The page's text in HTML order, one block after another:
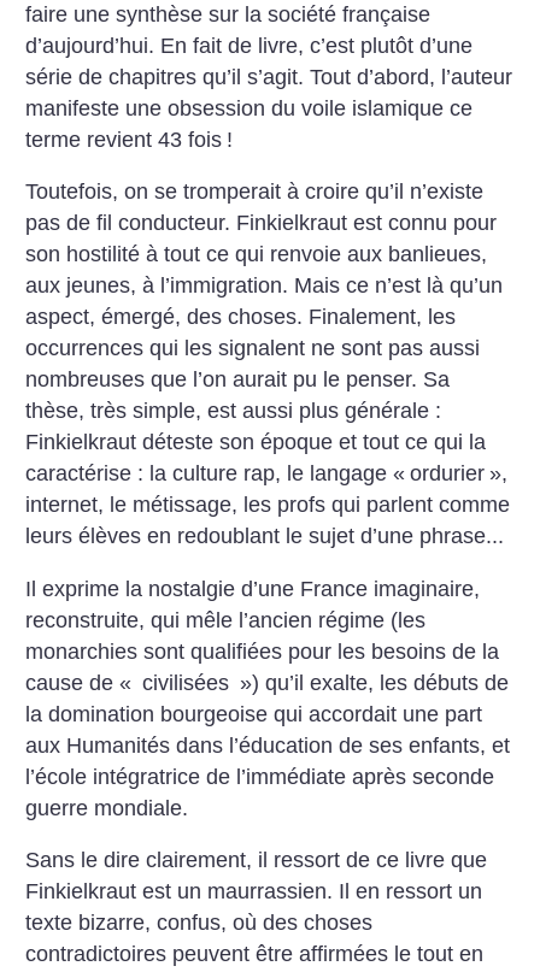
faire une synthèse sur la société française
d’aujourd’hui. En fait de livre, c’est plutôtd’une
série de chapitres qu’il s’agit. Tout d’abord, l’auteur
manifeste une obsession du voile islamique ce
terme revient 43 fois !
Toutefois, on se tromperait à croire qu’il n’existe
pas de fil conducteur. Finkielkraut est connu pour
son hostilité à tout ce qui renvoie aux banlieues,
aux jeunes, à l’immigration. Mais ce n’est là qu’un
aspect, émergé, des choses. Finalement, les
occurrences qui les signalent ne sont pas aussi
nombreuses que l’on aurait pu le penser. Sa
thèse, très simple, est aussi plus générale :
Finkielkraut déteste son époque et tout ce qui la
caractérise : la culture rap, le langage « ordurier »,
internet, le métissage, les profs qui parlent comme
leurs élèves en redoublant le sujet d’une phrase...
Il exprime la nostalgie d’une France imaginaire,
reconstruite, qui mêle l’ancien régime (les
monarchies sont qualifiées pour les besoins de la
cause de « civilisées ») qu’il exalte, les débuts de
la domination bourgeoise qui accordait une part
aux Humanités dans l’éducation de ses enfants, et
l’école intégratrice de l’immédiate après seconde
guerre mondiale.
Sans le dire clairement, il ressort de ce livre que
Finkielkraut est un maurrassien. Il en ressort un
texte bizarre, confus, où des choses
contradictoires peuvent être affirmées le tout en